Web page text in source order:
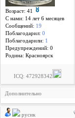
Возраст: 41
С нами: 14 лет 6 месяцев
Сообщений: 19
Поблагодарил: 0
Поблагодарили: 1
Предупреждений: 0
Родина: Красноярск
ICQ: 472928342
Дополнительно
русик